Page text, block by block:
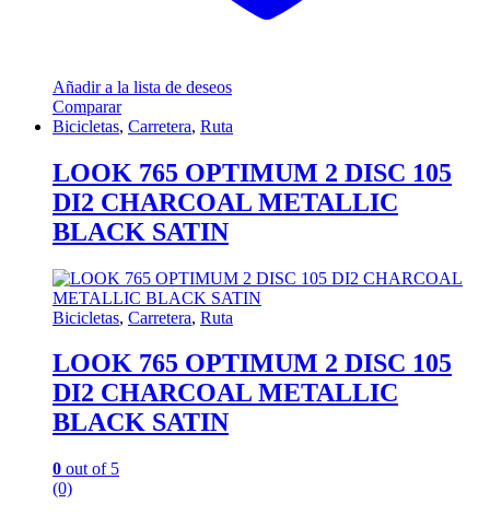
Añadir a la lista de deseos
Comparar
Bicicletas, Carretera, Ruta
LOOK 765 OPTIMUM 2 DISC 105
DI2 CHARCOAL METALLIC
BLACK SATIN
Bicicletas, Carretera, Ruta
LOOK 765 OPTIMUM 2 DISC 105
DI2 CHARCOAL METALLIC
BLACK SATIN
0 out of 5
(0)